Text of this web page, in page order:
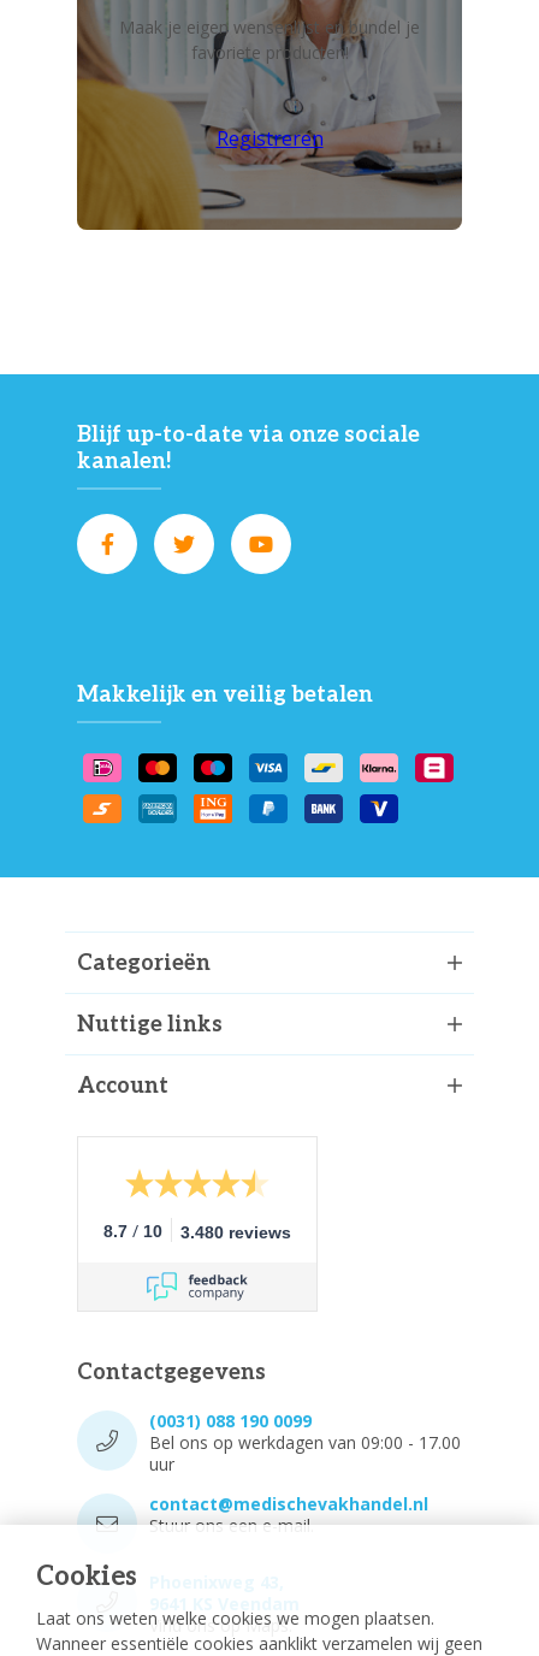
Cookies
Laat ons weten welke cookies we mogen plaatsen.
Wanneer essentiële cookies aanklikt verzamelen wij geen
Maak je eigen wensenlijst en bundel je
favoriete producten!
Registreren
Blijf up-to-date via onze sociale
kanalen!
Makkelijk en veilig betalen
Categorieën
Nuttige links
Account
8.7 / 10 3.480 reviews
Contactgegevens
(0031) 088 190 0099
Bel ons op werkdagen van 09:00 - 17.00
uur
contact@medischevakhandel.nl
Stuur ons een e-mail.
Vind ons op Maps.